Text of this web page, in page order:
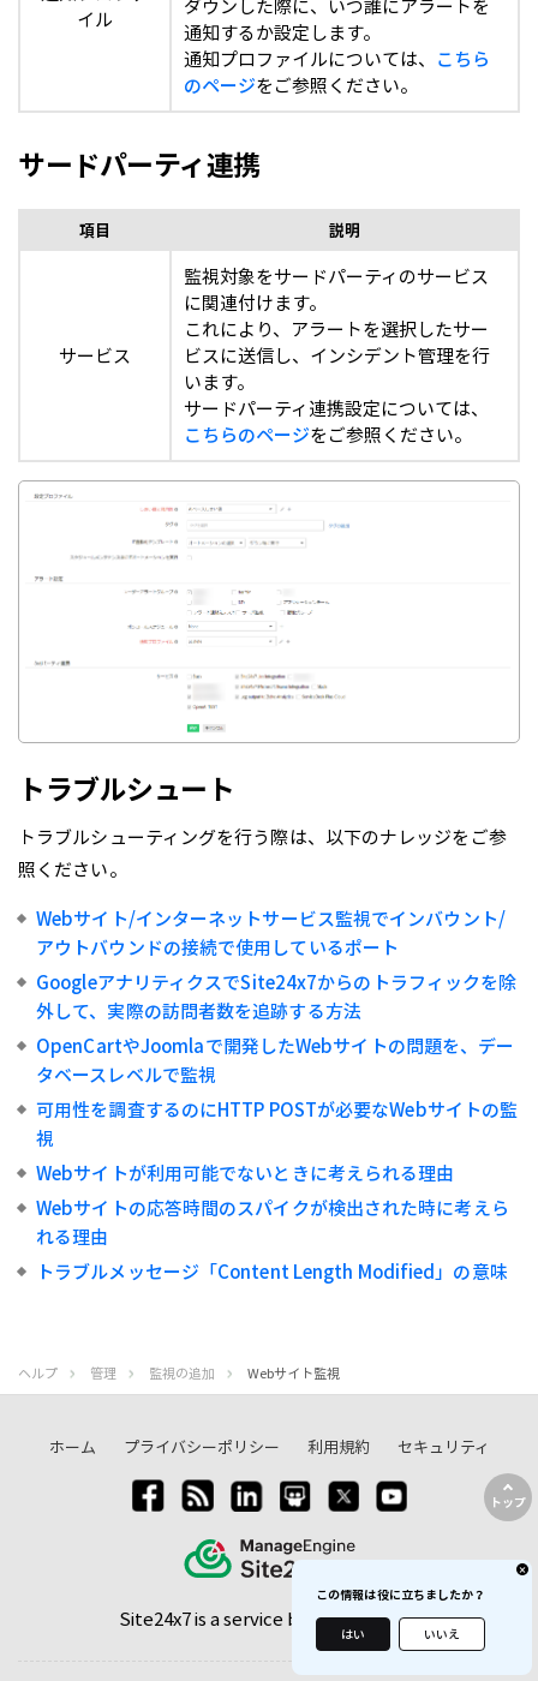
イル
ダウンした際に、いつ誰にアラートを
通知するか設定します。
通知プロファイルについては、 こちら
のページをご参照ください。
サードパーティ連携
項目 説明
サービス
監視対象をサードパーティのサービス
に関連付けます。
これにより、アラートを選択したサー
ビスに送信し、インシデント管理を行
います。
サードパーティ連携設定については、
こちらのページをご参照ください。
トラブルシュート
トラブルシューティングを行う際は、以下のナレッジをご参
照ください。
Webサイト/インターネットサービス監視でインバウント/
アウトバウンドの接続で使用しているポート
GoogleアナリティクスでSite24x7からのトラフィックを除
外して、実際の訪問者数を追跡する方法
OpenCartやJoomlaで開発したWebサイトの問題を、デー
タベースレベルで監視
可用性を調査するのにHTTP POSTが必要なWebサイトの監
視
Webサイトが利用可能でないときに考えられる理由
Webサイトの応答時間のスパイクが検出された時に考えら
れる理由
トラブルメッセージ「Content Length Modified」の意味
この情報は役に立ちましたか？
はい いいえ
トップ
ヘルプ 管理 監視の追加 Webサイト監視
Site24x7 is a service by Corp
ホーム プライバシーポリシー 利用規約 セキュリティ